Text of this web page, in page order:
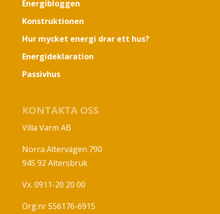
Energibloggen
Konstruktionen
Hur mycket energi drar ett hus?
Energideklaration
Passivhus
KONTAKTA OSS
Villa Varm AB
Norra Altervägen 790
945 92 Altersbruk
Vx. 0911-20 20 00
Org.nr 556176-6915